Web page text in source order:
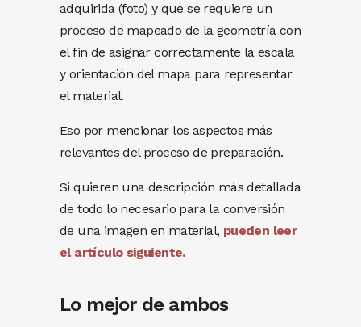
adquirida (foto) y que se requiere un
proceso de mapeado de la geometría con
el fin de asignar correctamente la escala
y orientación del mapa para representar
el material.
Eso por mencionar los aspectos más
relevantes del proceso de preparación.
Si quieren una descripción más detallada
de todo lo necesario para la conversión
de una imagen en material, pueden leer
el artículo siguiente.
Lo mejor de ambos